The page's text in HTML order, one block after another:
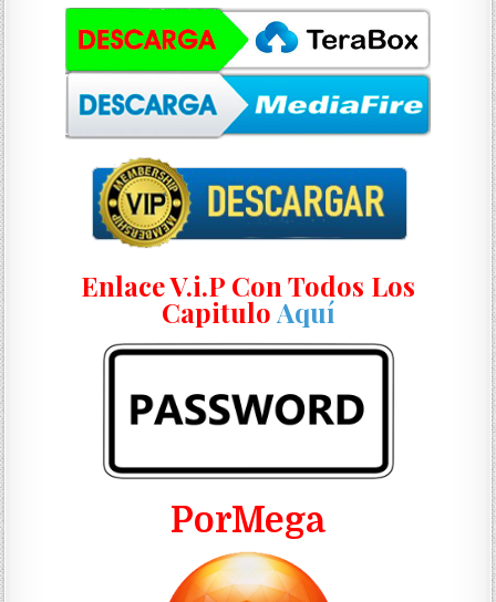
Enlace V.i.P Con Todos Los
Capitulo Aquí
PorMega